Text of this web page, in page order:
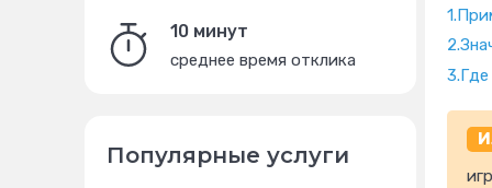
10 минут
среднее время отклика
Популярные услуги
1.
2.
3.